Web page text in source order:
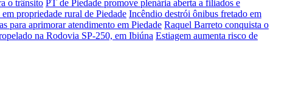
o trânsito PT de Piedade promove plenária aberta a filiados e
propriedade rural de Piedade Incêndio destrói ônibus fretado em
para aprimorar atendimento em Piedade Raquel Barreto conquista o
na Rodovia SP-250, em Ibiúna Estiagem aumenta risco de